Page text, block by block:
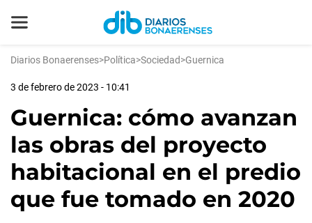
Diarios Bonaerenses>Política>Sociedad>Guernica
3 de febrero de 2023 - 10:41
Guernica: cómo avanzan
las obras del proyecto
habitacional en el predio
que fue tomado en 2020